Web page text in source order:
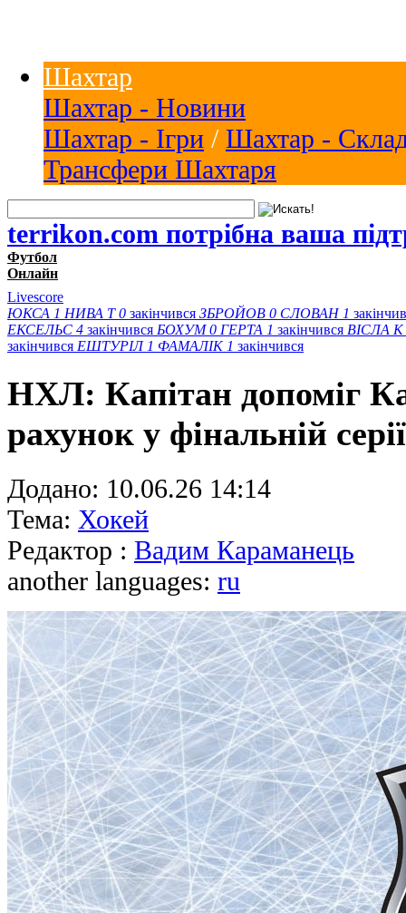
Шахтар
Шахтар - Новини
Шахтар - Ігри / Шахтар -
Трансфери Шахтаря
terrikon.com потрібна ваша
Футбол
Онлайн
Livescore
ЮКСА 1 НИВА Т 0 закінчився ЗБРОЙОВ 0 СЛОВАН 1
ЕКСЕЛЬС 4 закінчився БОХУМ 0 ГЕРТА 1 закінчився ВІСЛА K
закінчився ЕШТУРІЛ 1 ФАМАЛІК 1 закінчився
НХЛ: Капітан допоміг
рахунок у фінальній серії
Додано: 10.06.26 14:14
Тема: Хокей
Редактор : Вадим Караманець
another languages: ru